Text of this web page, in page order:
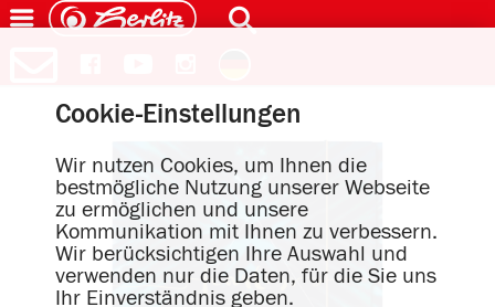
Cookie-Einstellungen
Wir nutzen Cookies, um Ihnen die
bestmögliche Nutzung unserer Webseite
zu ermöglichen und unsere
Kommunikation mit Ihnen zu verbessern.
Wir berücksichtigen Ihre Auswahl und
verwenden nur die Daten, für die Sie uns
Ihr Einverständnis geben.